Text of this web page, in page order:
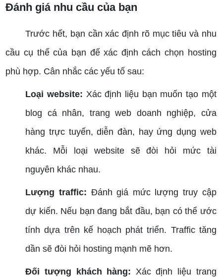
Đánh giá nhu cầu của bạn
Trước hết, bạn cần xác định rõ mục tiêu và nhu
cầu cụ thể của bạn để xác định cách chọn hosting
phù hợp. Cân nhắc các yếu tố sau:
Loại website: Xác định liệu bạn muốn tạo một
blog cá nhân, trang web doanh nghiệp, cửa
hàng trực tuyến, diễn đàn, hay ứng dụng web
khác. Mỗi loại website sẽ đòi hỏi mức tài
nguyên khác nhau.
Lượng traffic: Đánh giá mức lượng truy cập
dự kiến. Nếu bạn đang bắt đầu, bạn có thể ước
tính dựa trên kế hoạch phát triển. Traffic tăng
dần sẽ đòi hỏi hosting mạnh mẽ hơn.
Đối tượng khách hàng: Xác định liệu trang